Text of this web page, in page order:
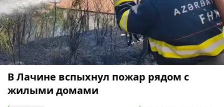
В Лачине вспыхнул пожар рядом с
жилыми домами